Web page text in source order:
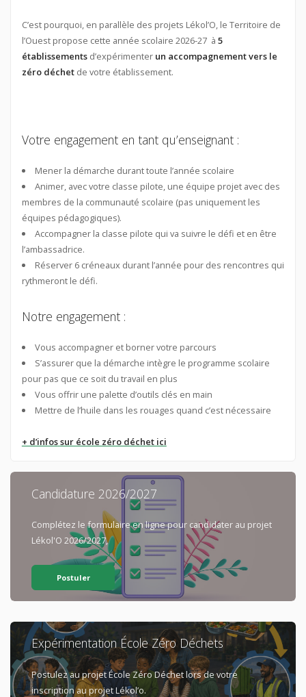
C’est pourquoi, en parallèle des projets Lékol’O, le Territoire de
l’Ouest propose cette année scolaire 2026-27 à 5
établissementsd’expérimenter un accompagnement vers le
zéro déchetde votre établissement.
Votre engagement en tant qu’enseignant :
Mener la démarche durant toute l’année scolaire
Animer, avec votre classe pilote, une équipe projet avec des
membres de la communauté scolaire (pas uniquement les
équipes pédagogiques).
Accompagner la classe pilote qui va suivre le défi et en être
l’ambassadrice.
Réserver 6 créneaux durant l’année pour des rencontres qui
rythmeront le défi.
Notre engagement :
Vous accompagner et borner votre parcours
S’assurer que la démarche intègre le programme scolaire
pour pas que ce soit du travail en plus
Vous offrir une palette d’outils clés en main
Mettre de l’huile dans les rouages quand c’est nécessaire
+ d’infossur école zéro déchet ici
Candidature 2026/2027
Complétez le formulaire en ligne pour candidater au projet
Lékol'O 2026/2027,
Postuler
Expérimentation École Zéro Déchets
Postulez au projet École Zéro Déchet lors de votre
inscription au projet Lékol’o.